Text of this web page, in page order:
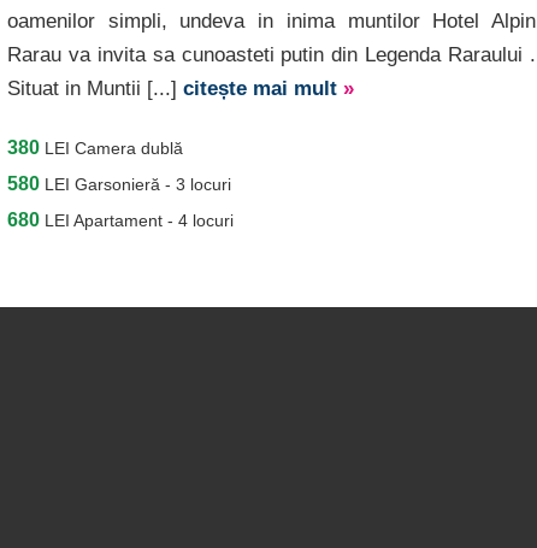
oamenilor simpli, undeva in inima muntilor Hotel Alpin
Rarau va invita sa cunoasteti putin din Legenda Raraului .
Situat in Muntii [...] citește mai mult »
380 LEI Camera dublă
580 LEI Garsonieră - 3 locuri
680 LEI Apartament - 4 locuri